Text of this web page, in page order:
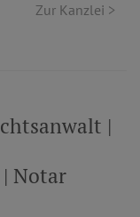
Zur Kanzlei >
|
Notar